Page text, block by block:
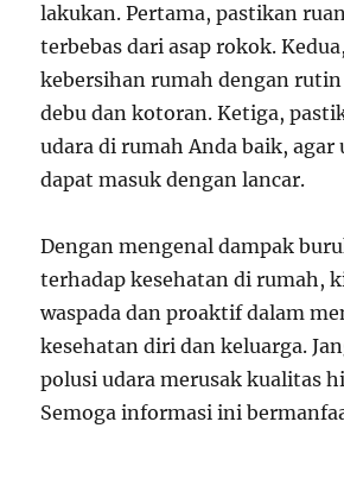
lakukan. Pertama, pastikan
terbebas dari asap rokok.
kebersihan rumah dengan
debu dan kotoran. Ketiga,
udara di rumah Anda baik, agar
dapat masuk dengan lancar.
Dengan mengenal dampak
terhadap kesehatan di rumah,
waspada dan proaktif dalam
kesehatan diri dan keluarga.
polusi udara merusak kualitas
Semoga informasi ini